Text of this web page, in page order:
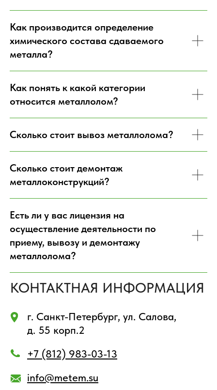
Как производится определение
химического состава сдаваемого
металла?
Как понять к какой категории
относится металлолом?
Сколько стоит вывоз металлолома?
Сколько стоит демонтаж
металлоконструкций?
Есть ли у вас лицензия на
осуществление деятельности по
приему, вывозу и демонтажу
металлолома?
г. Санкт-Петербург, ул. Салова,
Вс.- выходной